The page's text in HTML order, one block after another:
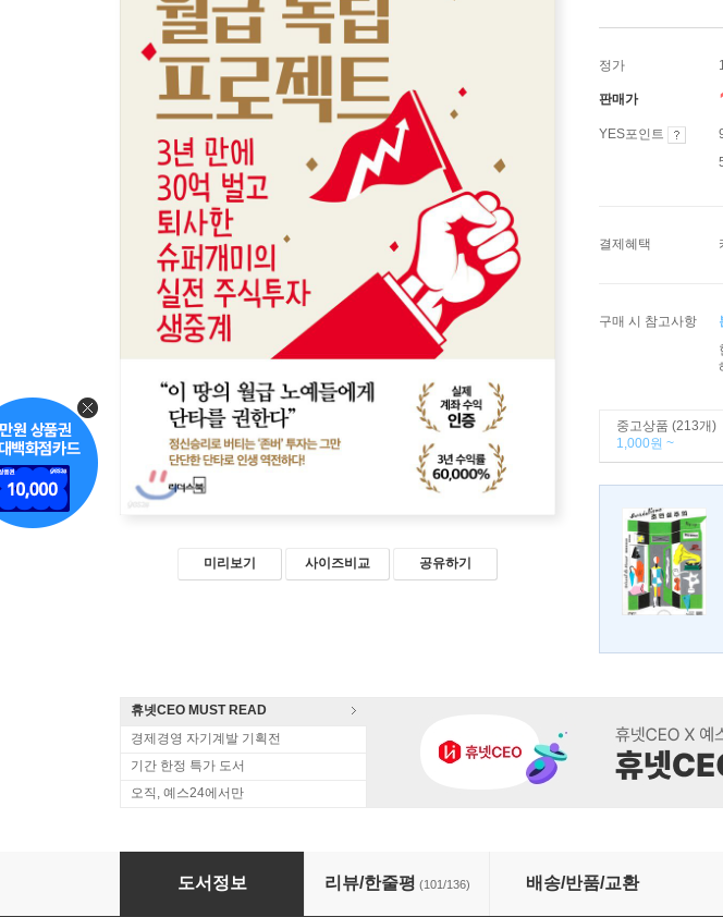
미리보기 사이즈비교 공유하기
정가
판매가
YES포인트
결제혜택
구매 시 참고사항
중고상품 (213개)
1,000원 ~
휴넷CEO MUST READ
경제경영 자기계발 기획전
기간 한정 특가 도서
오직, 예스24에서만
나의 월급 독립 프로젝트
도서정보 리뷰/한줄평 (101/136) 배송/반품/교환